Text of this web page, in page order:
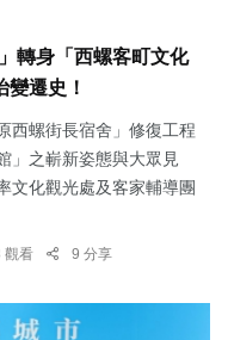
轉身「西螺客町文化
遷史！
西螺街長宿舍」修復工程
」之嶄新姿態與大眾見
文化觀光處及客家輔導團
觀看 9 分享